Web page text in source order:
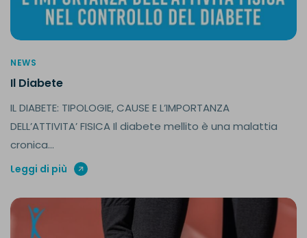
NEWS
Il Diabete
IL DIABETE: TIPOLOGIE, CAUSE E L’IMPORTANZA
DELL’ATTIVITA’ FISICA Il diabete mellito è una malattia
cronica...
Leggi di più